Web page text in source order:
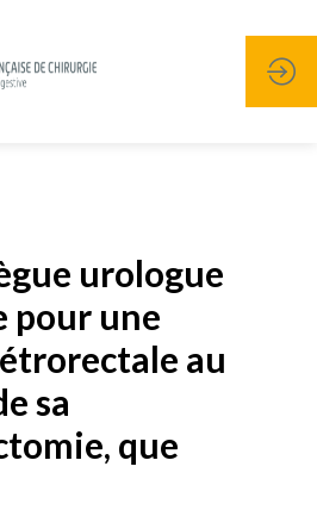
urologue
pour une
au
sa
que